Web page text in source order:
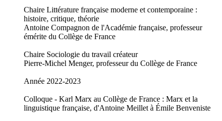
Chaire Littérature française moderne et contemporaine :
histoire, critique, théorie
Antoine Compagnon de l'Académie française, professeur
émérite du Collège de France
Chaire Sociologie du travail créateur
Pierre-Michel Menger, professeur du Collège de France
Année 2022-2023
Colloque - Karl Marx au Collège de France : Marx et la
linguistique française, d'Antoine Meillet à Émile Benveniste